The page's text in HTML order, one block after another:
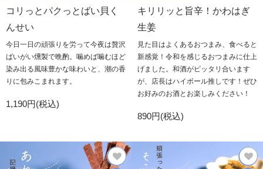
コリっとパクっとばい貝く
んせい
今日一日の頑張りを労って今夜は贅沢
ばいがい燻製で晩酌。噛めば噛むほど
染み出る風味豊かな味わいと、潮の香
りに包みこまれます。
1,190円(税込)
キリリッと旨辛！かわはぎ
生姜
見た目はよくあるおつまみ、食べると
新感覚！令和を感じるおつまみに仕上
げました。和酒がピッタリ合います
が、店長はハイボール推しです！ぜひ
お好みのお酒とお楽しみください！
890円(税込)